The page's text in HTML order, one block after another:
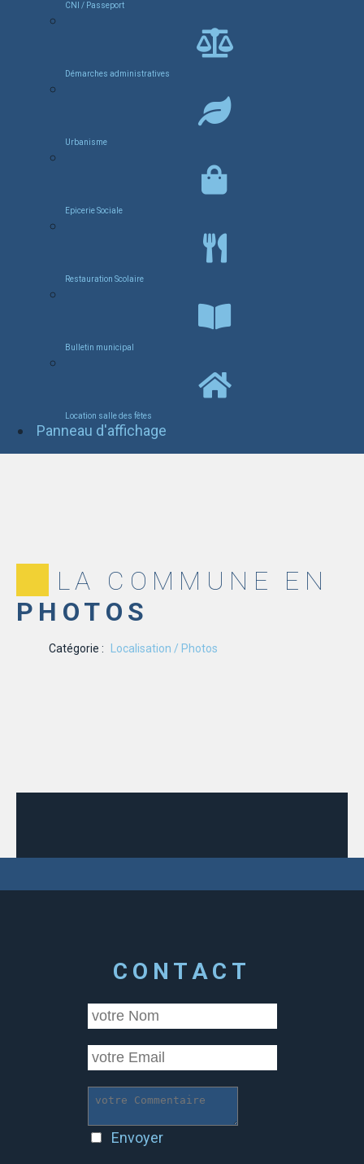
CNI / Passeport
Démarches administratives
Urbanisme
Epicerie Sociale
Restauration Scolaire
Bulletin municipal
Location salle des fêtes
Panneau d'affichage
LA COMMUNE EN
PHOTOS
Catégorie : Localisation / Photos
CONTACT
Envoyer